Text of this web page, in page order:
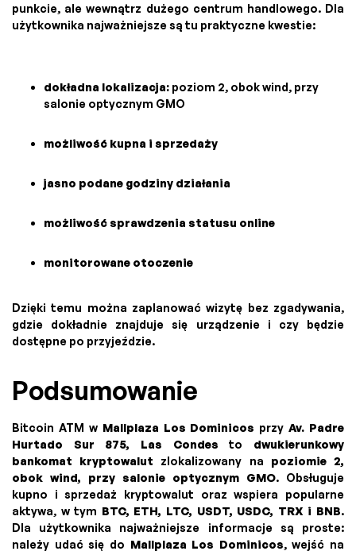
punkcie, ale wewnątrz dużego centrum handlowego. Dla
użytkownika najważniejsze są tu praktyczne kwestie:
dokładna lokalizacja: poziom 2, obok wind, przy
salonie optycznym GMO
możliwość kupna i sprzedaży
jasno podane godziny działania
możliwość sprawdzenia statusu online
monitorowane otoczenie
Dzięki temu można zaplanować wizytę bez zgadywania,
gdzie dokładnie znajduje się urządzenie i czy będzie
dostępne po przyjeździe.
Podsumowanie
Bitcoin ATM w Mallplaza Los Dominicos przyAv. Padre
Hurtado Sur 875, Las Condes to dwukierunkowy
bankomat kryptowalut zlokalizowany na poziomie 2,
obok wind, przy salonie optycznym GMO. Obsługuje
kupno i sprzedaż kryptowalut oraz wspiera popularne
aktywa, w tym BTC, ETH, LTC, USDT, USDC, TRX i BNB.
Dla użytkownika najważniejsze informacje są proste:
należy udać się do Mallplaza Los Dominicos, wejść na